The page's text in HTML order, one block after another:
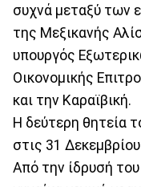
συχνά μεταξύ των
της Μεξικανής
υπουργός
Οικονομικής
και την Καραϊβική.
Η δεύτερη θητεία
στις 31
Από την ίδρυσή